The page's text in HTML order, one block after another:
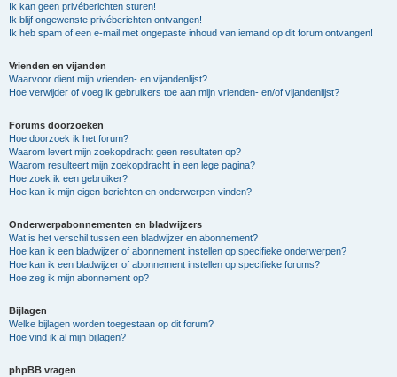
Ik kan geen privéberichten sturen!
Ik blijf ongewenste privéberichten ontvangen!
Ik heb spam of een e-mail met ongepaste inhoud van iemand op dit forum ontvangen!
Vrienden en vijanden
Waarvoor dient mijn vrienden- en vijandenlijst?
Hoe verwijder of voeg ik gebruikers toe aan mijn vrienden- en/of vijandenlijst?
Forums doorzoeken
Hoe doorzoek ik het forum?
Waarom levert mijn zoekopdracht geen resultaten op?
Waarom resulteert mijn zoekopdracht in een lege pagina?
Hoe zoek ik een gebruiker?
Hoe kan ik mijn eigen berichten en onderwerpen vinden?
Onderwerpabonnementen en bladwijzers
Wat is het verschil tussen een bladwijzer en abonnement?
Hoe kan ik een bladwijzer of abonnement instellen op specifieke onderwerpen?
Hoe kan ik een bladwijzer of abonnement instellen op specifieke forums?
Hoe zeg ik mijn abonnement op?
Bijlagen
Welke bijlagen worden toegestaan op dit forum?
Hoe vind ik al mijn bijlagen?
phpBB vragen